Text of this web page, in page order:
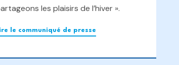
les plaisirs de l’hiver ».
le communiqué de presse